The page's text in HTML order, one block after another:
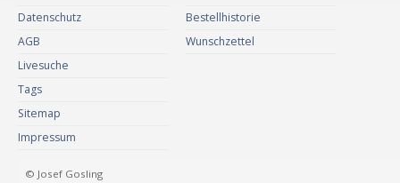
Datenschutz
AGB
Livesuche
Tags
Sitemap
Impressum
Bestellhistorie
Wunschzettel
© Josef Gosling